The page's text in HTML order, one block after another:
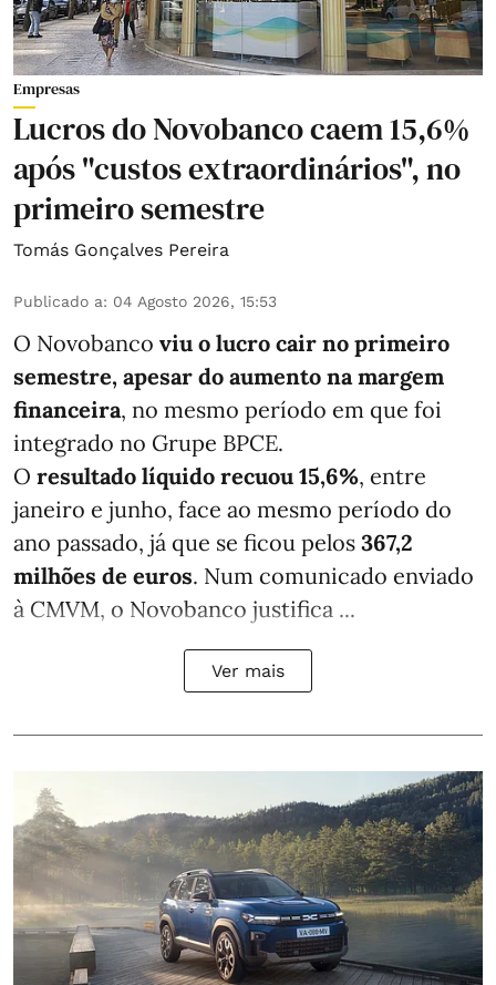
Empresas
Lucros do Novobanco caem 15,6%
após "custos extraordinários", no
primeiro semestre
Tomás Gonçalves Pereira
Publicado a: 04 Agosto 2026, 15:53
O Novobanco viu o lucro cair no primeiro
semestre, apesar do aumento na margem
financeira, no mesmo período em que foi
integrado no Grupe BPCE.
O resultado líquido recuou 15,6%, entre
janeiro e junho, face ao mesmo período do
ano passado, já que se ficou pelos 367,2
milhões de euros. Num comunicado enviado
à CMVM, o Novobanco justifica ...
Ver mais